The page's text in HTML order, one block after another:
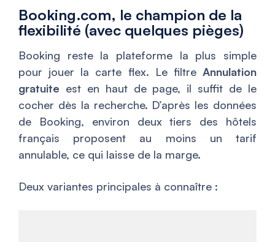
Booking.com, le champion de la
flexibilité (avec quelques pièges)
Booking reste la plateforme la plus simple
pour jouer la carte flex. Le filtre Annulation
gratuite est en haut de page, il suffit de le
cocher dès la recherche. D’après les données
de Booking, environ deux tiers des hôtels
français proposent au moins un tarif
annulable, ce qui laisse de la marge.
Deux variantes principales à connaître :